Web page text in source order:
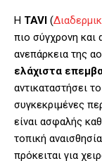
Η TAVI (
πιο σύγχρονη και
ανεπάρκεια της
ελάχιστα
αντικαταστήσει
συγκεκριμένες
είναι ασφαλής
τοπική
πρόκειται για